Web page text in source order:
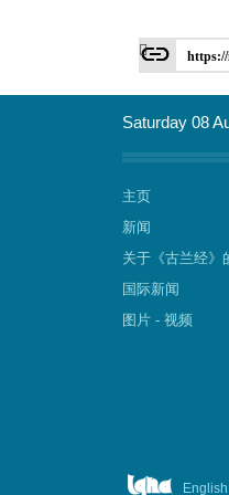
Saturday 08
主页
新闻
关于《古兰经》
国际新闻
图片 - 视频
English